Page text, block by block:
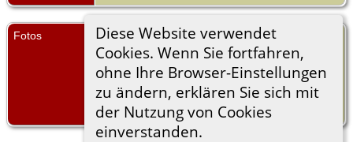
Diese Website verwendet
Cookies. Wenn Sie fortfahren,
ohne Ihre Browser-Einstellungen
zu ändern, erklären Sie sich mit
der Nutzung von Cookies
einverstanden.
Fotos
3 III 03.008 Walther
u.Julie Koch
3 III 03.008 Walther und
Julie Koch (NF 179.14),
Familienarchiv Werner-
Zeller-Stiftung Leonberg